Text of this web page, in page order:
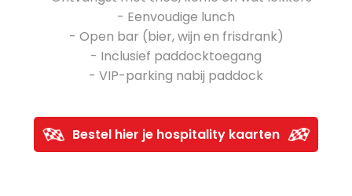
- Eenvoudige lunch
- Open bar (bier, wijn en frisdrank)
- Inclusief paddocktoegang
- VIP-parking nabij paddock
Bestel hier je hospitality kaarten